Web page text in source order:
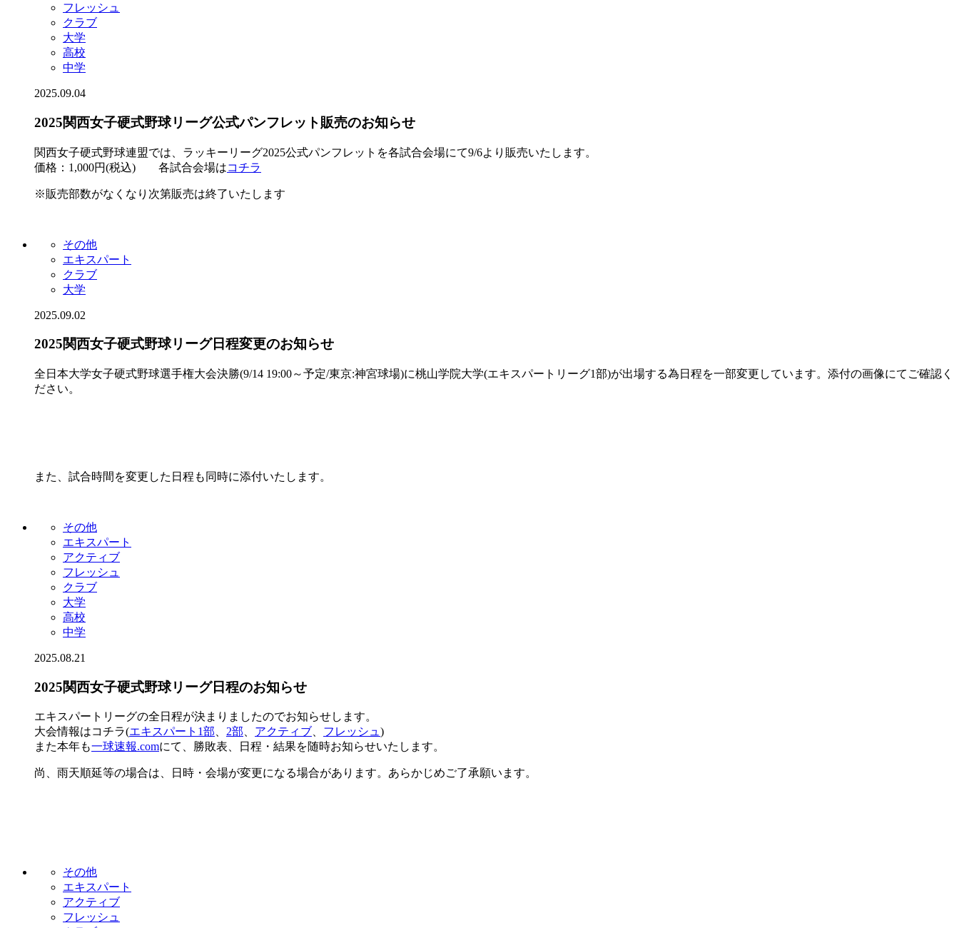
フレッシュ
クラブ
大学
高校
中学
2025.09.04
2025関西女子硬式野球リーグ公式パンフレット販売のお知らせ
関西女子硬式野球連盟では、ラッキーリーグ2025公式パンフレットを各試合会場にて9/6より販売いたします。
価格：1,000円(税込) 各試合会場はコチラ
※販売部数がなくなり次第販売は終了いたします
その他
エキスパート
クラブ
大学
2025.09.02
2025関西女子硬式野球リーグ日程変更のお知らせ
全日本大学女子硬式野球選手権大会決勝(9/14 19:00～予定/東京:神宮球場)に桃山学院大学(エキスパートリーグ1部)が出場する為日程を一部変更しています。添付の画像にてご確認く
ださい。
また、試合時間を変更した日程も同時に添付いたします。
その他
エキスパート
アクティブ
フレッシュ
クラブ
大学
高校
中学
2025.08.21
2025関西女子硬式野球リーグ日程のお知らせ
エキスパートリーグの全日程が決まりましたのでお知らせします。
大会情報はコチラ(エキスパート1部、 2部、 アクティブ、 フレッシュ)
また本年も一球速報.comにて、勝敗表、日程・結果を随時お知らせいたします。
尚、雨天順延等の場合は、日時・会場が変更になる場合があります。あらかじめご了承願います。
その他
エキスパート
アクティブ
フレッシュ